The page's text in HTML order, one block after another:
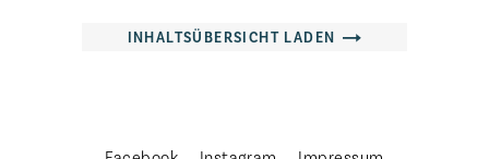
INHALTSÜBERSICHT LADEN